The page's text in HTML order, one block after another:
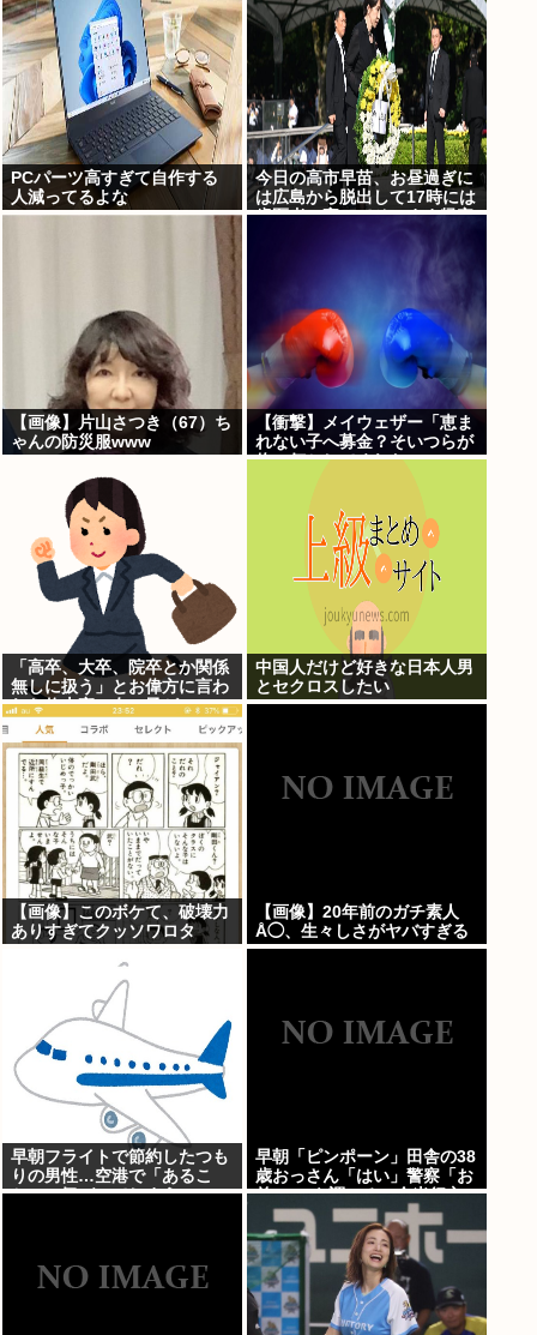
PCパーツ高すぎて自作する
人減ってるよな
今日の高市早苗、お昼過ぎに
は広島から脱出して17時には
歯医者に寄ってそのまま帰宅
【画像】片山さつき（67）ち
ゃんの防災服www
【衝撃】メイウェザー「恵ま
れない子へ募金？そいつらが
俺に何かしてくれたの
「高卒、大卒、院卒とか関係
無しに扱う」とお偉方に言わ
れた修士卒の女の子が...
中国人だけど好きな日本人男
とセクロスしたい
【画像】このボケて、破壊力
ありすぎてクッソワロタ
【画像】20年前のガチ素人
Å◯、生々しさがヤバすぎる
早朝フライトで節約したつも
りの男性…空港で「あるこ
と」に気づいてしまう
早朝「ピンポーン」田舎の38
歳おっさん「はい」警察「お
前のPCを調べる」全米行方
不明・被児童搾取センターか
らの通報により児ホ゜画像を
発見、逮捕